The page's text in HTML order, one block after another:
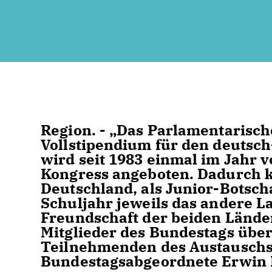
Region. - „Das
Vollstipendium für den
wird seit 1983 einmal im Jahr
Kongress angeboten. Dadurch
Deutschland, als Junior-
Schuljahr jeweils das andere
Freundschaft der beiden
Mitglieder des Bundestags
Teilnehmenden des
Bundestagsabgeordnete Erwin